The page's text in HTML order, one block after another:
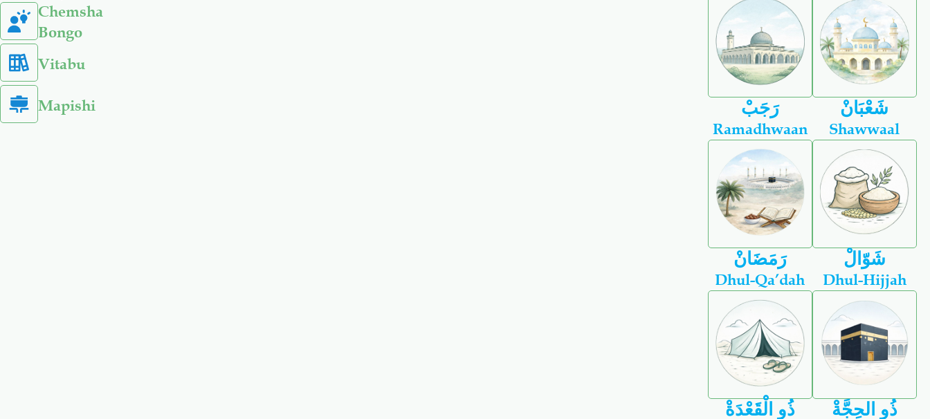
Chemsha
Bongo
Vitabu
Mapishi رَجَبْ شَعْبَانْ
Ramadhwaan
رَمَضَانْ
Shawwaal
شَوّالْ
Dhul-Qa’dah
ذُو الْقَعْدَةْ
Dhul-Hijjah
ذُو الحِجَّةْ